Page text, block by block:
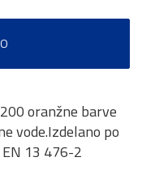
oranžne barve
vode.Izdelano po
13 476-2